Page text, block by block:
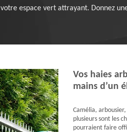
votre espace vert attrayant. Donnez
Vos haies
mains d’un
Camélia,
plusieurs sont les
pourraient faire